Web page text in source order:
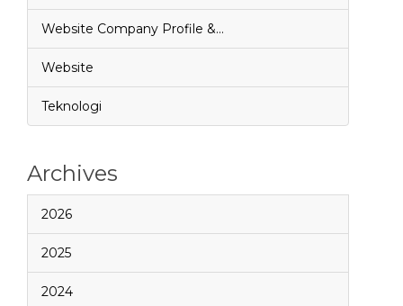
Website Company Profile &…
Website
Teknologi
Archives
2026
2025
2024